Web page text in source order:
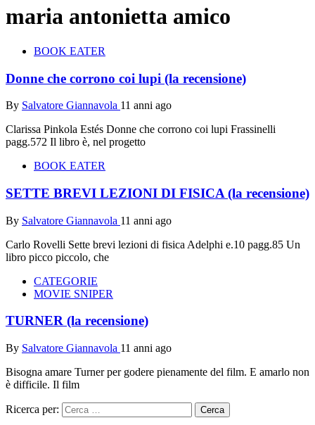
maria antonietta amico
BOOK EATER
Donne che corrono coi lupi (la recensione)
By Salvatore Giannavola 11 anni ago
Clarissa Pinkola Estés Donne che corrono coi lupi Frassinelli
pagg.572 Il libro è, nel progetto
BOOK EATER
SETTE BREVI LEZIONI DI FISICA (la recensione)
By Salvatore Giannavola 11 anni ago
Carlo Rovelli Sette brevi lezioni di fisica Adelphi e.10 pagg.85 Un
libro picco piccolo, che
CATEGORIE
MOVIE SNIPER
TURNER (la recensione)
By Salvatore Giannavola 11 anni ago
Bisogna amare Turner per godere pienamente del film. E amarlo non
è difficile. Il film
Ricerca per: